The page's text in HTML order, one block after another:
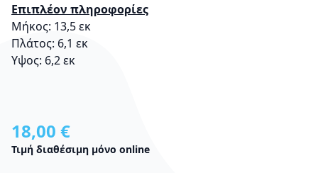
Επιπλέον πληροφορίες
Μήκος: 13,5 εκ
Πλάτος: 6,1 εκ
Υψος: 6,2 εκ
18,00 €
Τιμή διαθέσιμη μόνο online